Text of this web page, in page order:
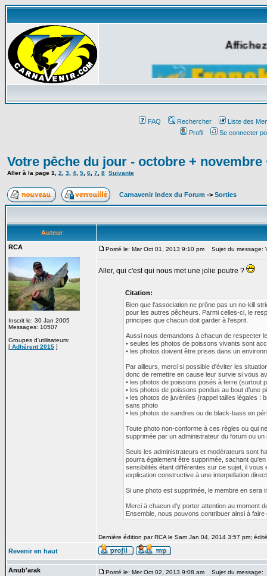
FAQ Rechercher
Liste des
Profil
Se connecter
Votre pêche du jour - octobre + novembre
Aller à la page 1 2 3 4 5 6 7 8 Suivante
Carnavenir Index du Forum -> Sorties
Auteur
RCA
Inscrit le: 30 Jan 2005
Messages: 10507
Groupes d'utilisateurs:
[ Adhérent 2015 ]
Posté le: Mar Oct 01, 2013 9:10 pm Sujet du message:
Aller, qui c'est qui nous met une jolie poutre ?
Citation:
Bien que l'association ne prône pas un no-kill
pour les autres pêcheurs. Parmi celles-ci, le
principes que chacun doit garder à l'esprit.
Aussi nous demandons à chacun de respecter
• seules les photos de poissons vivants sont
• les photos doivent être prises dans un
Par ailleurs, merci si possible d'éviter les
donc de remettre en cause leur survie si vous
• les photos de poissons posés à terre
• les photos de poissons pendus au bout d’une
• les photos de juvéniles (rappel tailles légales
sans photo
• les photos de sandres ou de black-bass en
Toute photo non-conforme à ces règles ou qui
supprimée par un administrateur du forum ou
Seuls les administrateurs et modérateurs sont
pourra également être supprimée, sachant
sensibilités étant différentes sur ce sujet, il
explication constructive à une interpellation
Si une photo est supprimée, le membre en sera
Merci à chacun d'y porter attention au moment
Ensemble, nous pouvons contribuer ainsi à
Dernière édition par RCA le Sam Jan 04, 2014 3:57 pm;
Revenir en haut
Anub'arak Posté le: Mer Oct 02, 2013 9:08 am Sujet du message: